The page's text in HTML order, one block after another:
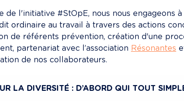
de l'initiative #StOpE, nous nous engageons
ordinaire au travail à travers des actions
de référents prévention, création d'une
partenariat avec l’association Résonantes
de nos collaborateurs.
LA DIVERSITÉ : D’ABORD QUI TOUT